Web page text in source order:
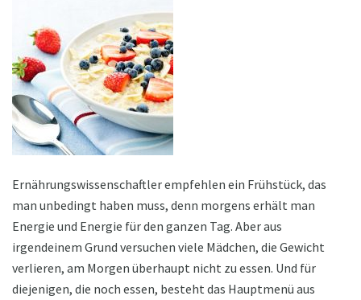
Ernährungswissenschaftler empfehlen ein Frühstück, das
man unbedingt haben muss, denn morgens erhält man
Energie und Energie für den ganzen Tag. Aber aus
irgendeinem Grund versuchen viele Mädchen, die Gewicht
verlieren, am Morgen überhaupt nicht zu essen. Und für
diejenigen, die noch essen, besteht das Hauptmenü aus